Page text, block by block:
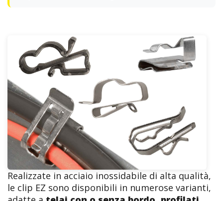
Realizzate in acciaio inossidabile di alta qualità,
le clip EZ sono disponibili in numerose varianti,